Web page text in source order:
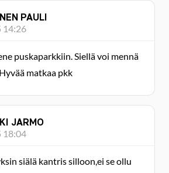
PAULI
14:26
puskaparkkiin. Siellä voi mennä
matkaa pkk
JARMO
18:04
siälä kantris silloon,ei se ollu